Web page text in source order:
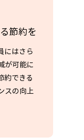
節約を
にはさら
が可能に
約できる
スの向上